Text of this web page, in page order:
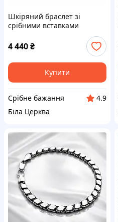
Шкіряний браслет зі
срібними вставками
4 440₴
Купити
Срібне бажання
4.9
Біла Церква